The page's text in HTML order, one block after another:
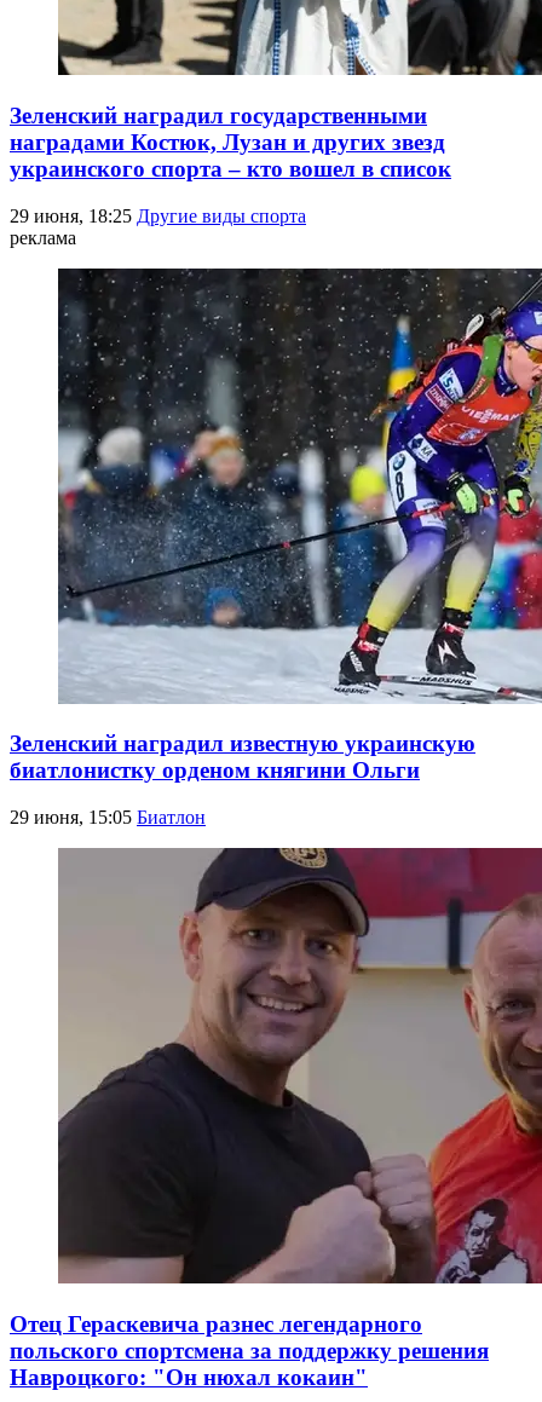
Зеленский наградил государственными
наградами Костюк, Лузан и других звезд
украинского спорта – кто вошел в список
29 июня, 18:25 Другие виды спорта
реклама
Зеленский наградил известную украинскую
биатлонистку орденом княгини Ольги
29 июня, 15:05 Биатлон
Отец Гераскевича разнес легендарного
польского спортсмена за поддержку решения
Навроцкого: "Он нюхал кокаин"